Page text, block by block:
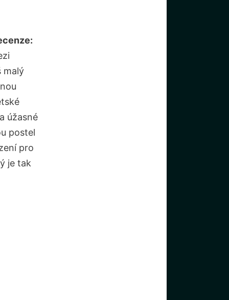
malý
úžasné
postel
pro
je tak